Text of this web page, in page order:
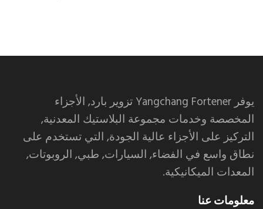
يوفر Yangchang Fortener تزوير بارد, الأجزاء
المخصصة وخدمات مجموعة البلاستيك المعدنية,
التركيز على الأجزاء عالية الجودة, التي تستخدم على
نطاق واسع في الفضاء, السيارات, طبي, الروبوتات,
المعدات الميكانيكية.
معلومات عنا